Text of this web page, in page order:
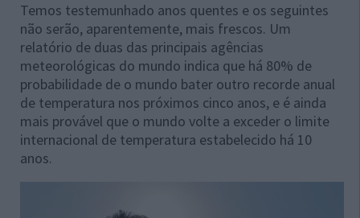
Temos testemunhado anos quentes e os seguintes
não serão, aparentemente, mais frescos. Um
relatório de duas das principais agências
meteorológicas do mundo indica que há 80% de
probabilidade de o mundo bater outro recorde anual
de temperatura nos próximos cinco anos, e é ainda
mais provável que o mundo volte a exceder o limite
internacional de temperatura estabelecido há 10
anos.